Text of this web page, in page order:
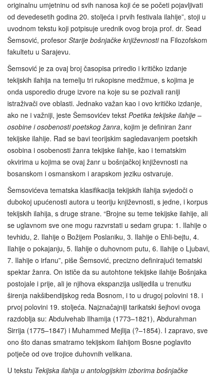
originalnu umjetninu od svih nanosa koji će se početi pojavljivati
od devedesetih godina 20. stoljeća i prvih festivala ilahije”, stoji u
uvodnom tekstu koji potpisuje urednik ovog broja prof. dr. Sead
Šemsović, profesor Starije bošnjačke književnostina Filozofskom
fakultetu u Sarajevu.
Šemsović je za ovaj broj časopisa priredio i kritičko izdanje
tekijskih ilahija na temelju tri rukopisne medžmue, s kojima je
onda usporedio druge izvore na koje su se pozivali raniji
istraživači ove oblasti. Jednako važan kao i ovo kritičko izdanje,
ako ne i važniji, jeste Šemsovićev tekst Poetika tekijske ilahije –
osobine i osobenosti poetskog žanra, kojim je definiran žanr
tekijske ilahije. Rad se bavi teorijskim sagledavanjem poetskih
osobina i osobenosti žanra tekijske ilahije, kao i tematskim
okvirima u kojima se ovaj žanr u bošnjačkoj književnosti na
bosanskom i osmanskom i arapskom jeziku ostvaruje.
Šemsovićeva tematska klasifikacija tekijskih ilahija svjedoči o
dubokoj upućenosti autora u teoriju književnosti, s jedne, i korpus
tekijskih ilahija, s druge strane. “Brojne su teme tekijske ilahije, ali
se uglavnom sve one mogu razvrstati u sedam grupa: 1. Ilahije o
tevhidu, 2. Ilahije o Božijem Poslaniku, 3. Ilahije o Ehli-bejtu, 4.
Ilahije o pokajanju, 5. Ilahije o duhovnom putu, 6. Ilahije o Ljubavi,
7. Ilahije o irfanu”, piše Šemsović, precizno definirajući tematski
spektar žanra. On ističe da su autohtone tekijske ilahije Bošnjaka
postojale i prije, ali je njihova ekspanzija uslijedila u trenutku
širenja nakšibendijskog reda Bosnom, i to u drugoj polovini 18. i
prvoj polovini 19. stoljeća. Najznačajniji tarikatski šejhovi ovoga
razdoblja su: Abdulvehab Ilhamija (1773–1821), Abdurahman
Sirrija (1775–1847) i Muhammed Mejlija (?–1854). I zapravo, sve
ono što danas smatramo tekijskom ilahijom Bosne poglavito
potječe od ove trojice duhovnih velikana.
U tekstu Tekijska ilahija u antologijskim izborima bošnjačke